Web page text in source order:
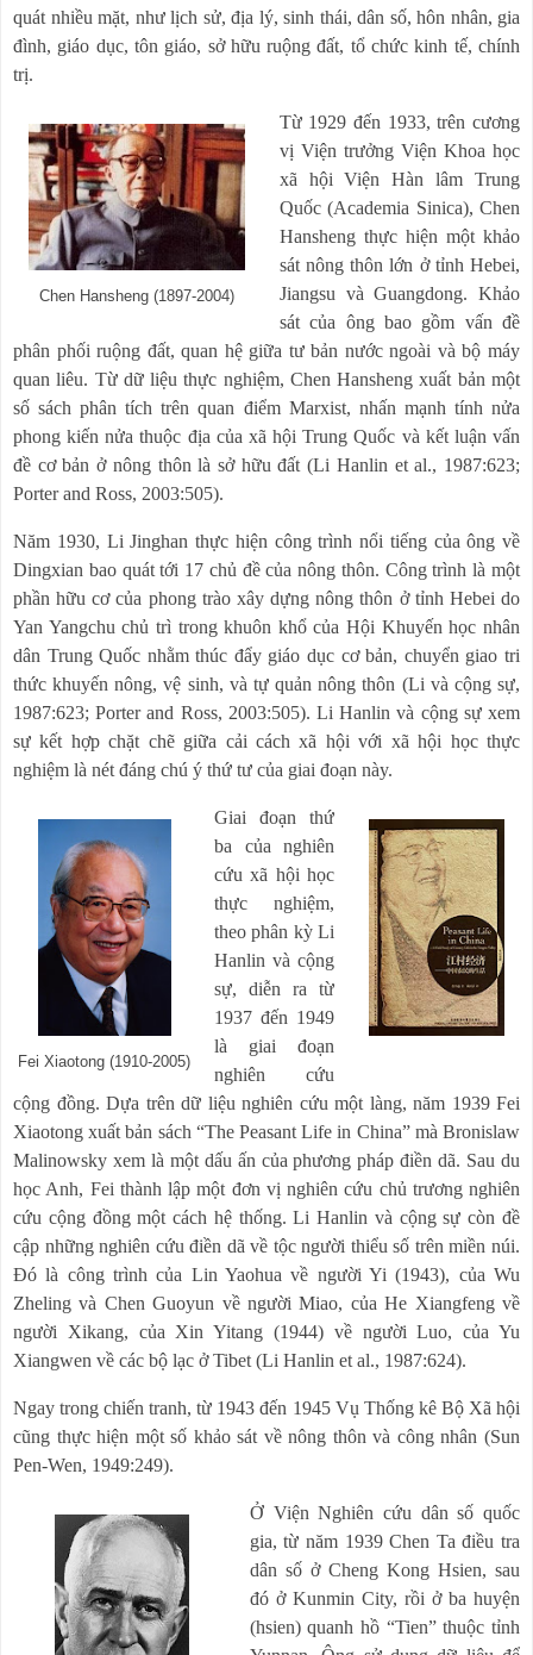
quát nhiều mặt, như lịch sử, địa lý, sinh thái, dân số, hôn nhân, gia
đình, giáo dục, tôn giáo, sở hữu ruộng đất, tổ chức kinh tế, chính
trị.
Chen Hansheng (1897-2004)
Từ 1929 đến 1933, trên cương
vị Viện trưởng Viện Khoa học
xã hội Viện Hàn lâm Trung
Quốc (Academia Sinica), Chen
Hansheng thực hiện một khảo
sát nông thôn lớn ở tỉnh Hebei,
Jiangsu và Guangdong. Khảo
sát của ông bao gồm vấn đề
phân phối ruộng đất, quan hệ giữa tư bản nước ngoài và bộ máy
quan liêu. Từ dữ liệu thực nghiệm, Chen Hansheng xuất bản một
số sách phân tích trên quan điểm Marxist, nhấn mạnh tính nửa
phong kiến nửa thuộc địa của xã hội Trung Quốc và kết luận vấn
đề cơ bản ở nông thôn là sở hữu đất (Li Hanlin et al., 1987:623;
Porter and Ross, 2003:505).
Năm 1930, Li Jinghan thực hiện công trình nổi tiếng của ông về
Dingxian bao quát tới 17 chủ đề của nông thôn. Công trình là một
phần hữu cơ của phong trào xây dựng nông thôn ở tỉnh Hebei do
Yan Yangchu chủ trì trong khuôn khổ của Hội Khuyến học nhân
dân Trung Quốc nhằm thúc đẩy giáo dục cơ bản, chuyển giao tri
thức khuyến nông, vệ sinh, và tự quản nông thôn (Li và cộng sự,
1987:623; Porter and Ross, 2003:505). Li Hanlin và cộng sự xem
sự kết hợp chặt chẽ giữa cải cách xã hội với xã hội học thực
nghiệm là nét đáng chú ý thứ tư của giai đoạn này.
Fei Xiaotong (1910-2005)
Giai đoạn thứ
ba của nghiên
cứu xã hội học
thực nghiệm,
theo phân kỳ Li
Hanlin và cộng
sự, diễn ra từ
1937 đến 1949
là giai đoạn
nghiên cứu
cộng đồng. Dựa trên dữ liệu nghiên cứu một làng, năm 1939 Fei
Xiaotong xuất bản sách “The Peasant Life in China” mà Bronislaw
Malinowsky xem là một dấu ấn của phương pháp điền dã. Sau du
học Anh, Fei thành lập một đơn vị nghiên cứu chủ trương nghiên
cứu cộng đồng một cách hệ thống. Li Hanlin và cộng sự còn đề
cập những nghiên cứu điền dã về tộc người thiểu số trên miền núi.
Đó là công trình của Lin Yaohua về người Yi (1943), của Wu
Zheling và Chen Guoyun về người Miao, của He Xiangfeng về
người Xikang, của Xin Yitang (1944) về người Luo, của Yu
Xiangwen về các bộ lạc ở Tibet (Li Hanlin et al., 1987:624).
Ngay trong chiến tranh, từ 1943 đến 1945 Vụ Thống kê Bộ Xã hội
cũng thực hiện một số khảo sát về nông thôn và công nhân (Sun
Pen-Wen, 1949:249).
Ở Viện Nghiên cứu dân số quốc
gia, từ năm 1939 Chen Ta điều tra
dân số ở Cheng Kong Hsien, sau
đó ở Kunmin City, rồi ở ba huyện
(hsien) quanh hồ “Tien” thuộc tỉnh